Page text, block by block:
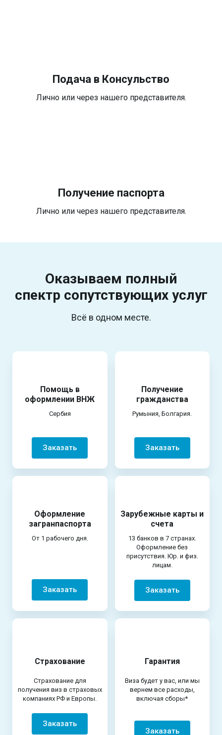
Подача в Консульство
Лично или через нашего представителя.
Получение паспорта
Лично или через нашего представителя.
Оказываем полный
спектр сопутствующих услуг
Всё в одном месте.
Помощь в
оформлении ВНЖ
Сербия
Заказать
Получение
гражданства
Румыния, Болгария.
Заказать
Оформление
загранпаспорта
От 1 рабочего дня.
Заказать
Зарубежные карты и
счета
13 банков в 7 странах.
Оформление без
присутствия. Юр. и физ.
лицам.
Заказать
Страхование
Страхование для
получения виз в страховых
компаниях РФ и Европы.
Заказать
Гарантия
Виза будет у вас, или мы
вернем все расходы,
включая сборы*
Заказать